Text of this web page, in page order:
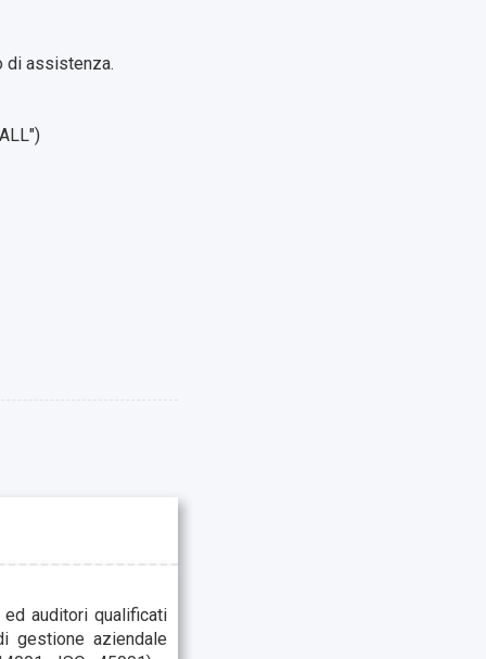
di assistenza.
auditori qualificati
gestione aziendale